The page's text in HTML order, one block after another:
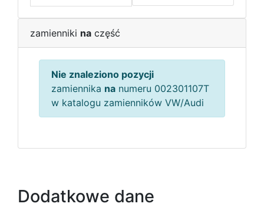
zamienniki na część
Nie znaleziono pozycji
zamiennika na numeru 002301107T
w katalogu zamienników VW/Audi
Dodatkowe dane